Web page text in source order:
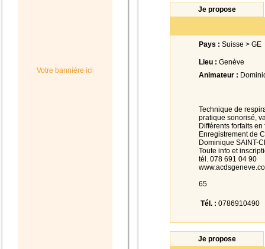
Votre bannière ici
Je propose
Pays : Suisse > GE
Lieu : Genève
Animateur :
Technique de
pratique sonorisé,
Différents forfaits
Enregistrement de
Dominique SAINT-
Toute info et
tél. 078 691 04 90
65
Tél. : 0786910490
Je propose